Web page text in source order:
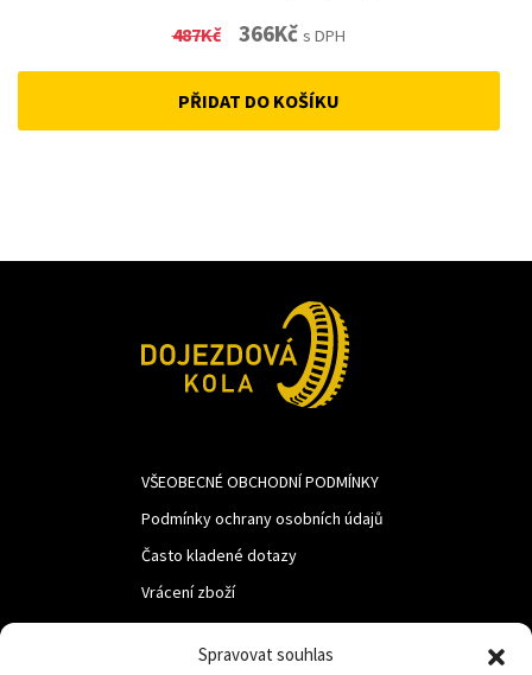
Spravovat souhlas
487Kč
Original
price
was:
366KčCurrent
price
is:
s DPH
PŘIDAT DO KOŠÍKU
VŠEOBECNÉ OBCHODNÍ PODMÍNKY
Podmínky ochrany osobních údajů
Často kladené dotazy
Vrácení zboží
LUF s.r.o.